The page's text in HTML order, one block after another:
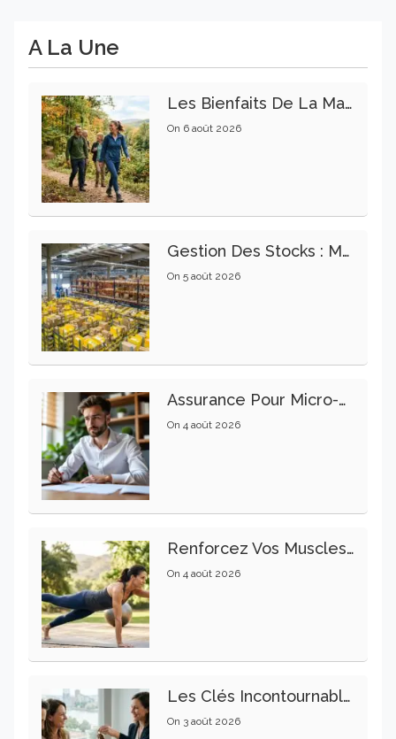
A La Une
Les Bienfaits De La Marche Sur La Santé Physique Et Mentale
On 6 août 2026
Gestion Des Stocks : Meilleures Pratiques Intralogistiques
On 5 août 2026
Assurance Pour Micro-Entrepreneur : Les Garanties Essentielles À Connaître
On 4 août 2026
Renforcez Vos Muscles Profonds Pour Apaiser Votre Mal De Dos
On 4 août 2026
Les Clés Incontournables Pour Réussir Vos Transactions Immobilières
On 3 août 2026